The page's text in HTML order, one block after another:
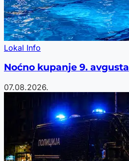
Lokal Info
Noćno kupanje 9. avgusta
07.08.2026.